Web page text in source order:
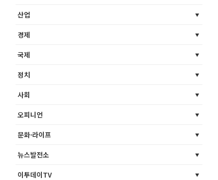
산업
경제
국제
정치
사회
오피니언
문화·라이프
뉴스발전소
이투데이TV